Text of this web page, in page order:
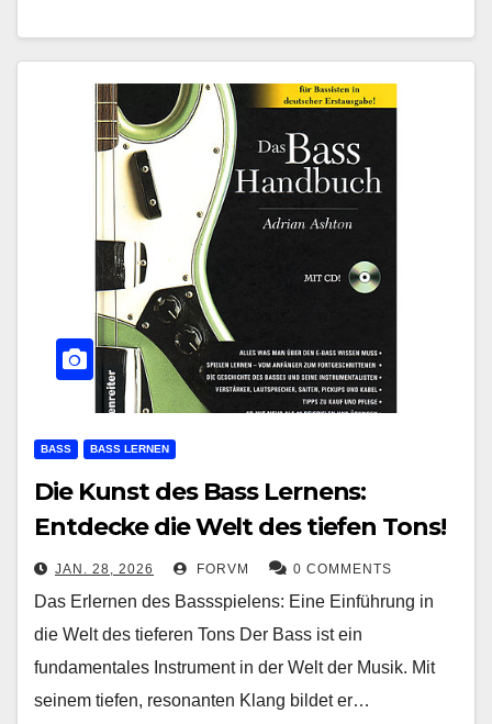
BASS BASS LERNEN
Die Kunst des Bass Lernens:
Entdecke die Welt des tiefen Tons!
JAN. 28, 2026 FORVM 0 COMMENTS
Das Erlernen des Bassspielens: Eine Einführung in
die Welt des tieferen Tons Der Bass ist ein
fundamentales Instrument in der Welt der Musik. Mit
seinem tiefen, resonanten Klang bildet er…